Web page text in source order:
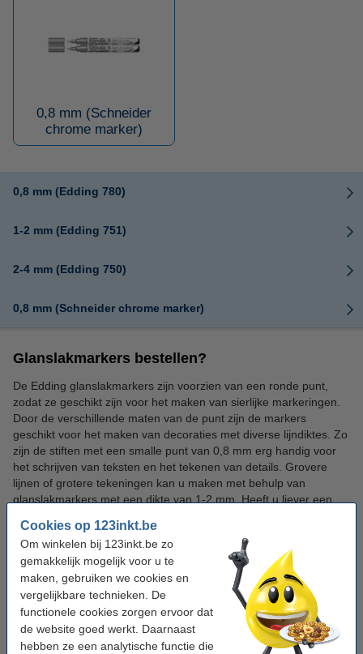
Cookies op 123inkt.be
Om winkelen bij 123inkt.be zo
gemakkelijk mogelijk voor u te
maken, gebruiken we cookies en
vergelijkbare technieken. De
functionele cookies zorgen ervoor dat
de website goed werkt. Daarnaast
hebben ze een analytische functie die
0,8 mm (Schneider
chrome marker)
0,8 mm (Edding 780)
1-2 mm (Edding 751)
2-4 mm (Edding 750)
0,8 mm (Schneider chrome marker)
Glanslakmarkers bestellen?
De Edding glanslakmarkers zijn voorzien van een ronde punt,
zodat ze geschikt zijn voor het maken van sierlijke markeringen.
Door de verschillende maten van de punt zijn de markers
geschikt voor het maken van decoraties met diverse lijndiktes. Zo
zijn de stiften met een smalle punt van 0,8 mm erg handig voor
het schrijven van teksten en het tekenen van details. Grovere
lijnen of grotere tekeningen kan u maken met behulp van
glanslakmarkers met een dikte van 1-2 mm. Heeft u liever een
hebben wij in verschillende kleuren.
Met glanslakmarkers kan u verschillende materialen decoreren.
Schrijf of teken op onder andere glas, kunststof, hout en metaal.
De permanente, lakachtige inkt in de markers is reukarm, wrijf-
en watervast, sneldrogend en hittebestendig tot 400° Celsius.
Alvorens een glanslakmarker te gebruiken, moet u de marker
schudden en de punt van de marker indrukken, op bijvoorbeeld